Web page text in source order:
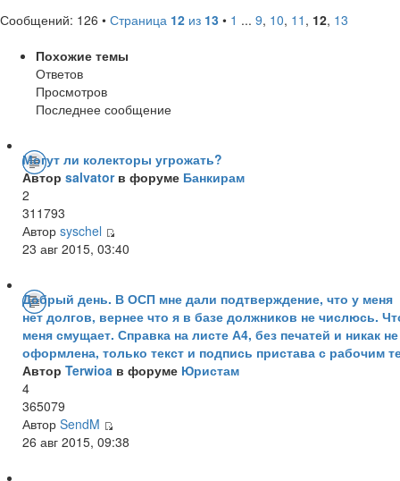
Сообщений: 126 • Страница 12 из 13 • 1 ... 9, 10, 11 , 12, 13
Похожие темы
Ответов
Просмотров
Последнее сообщение
Могут ли колекторы угрожать?
Автор salvatorв форуме Банкирам
2
311793
Автор syschel
23 авг 2015, 03:40
Добрый день. В ОСП мне дали подтверждение, что у меня
нет долгов, вернее что я в базе должников не числюсь.
меня смущает. Справка на листе А4, без печатей и никак не
оформлена, только текст и подпись пристава с рабочим
Автор Terwioa в форуме Юристам
4
365079
Автор SendM
26 авг 2015, 09:38